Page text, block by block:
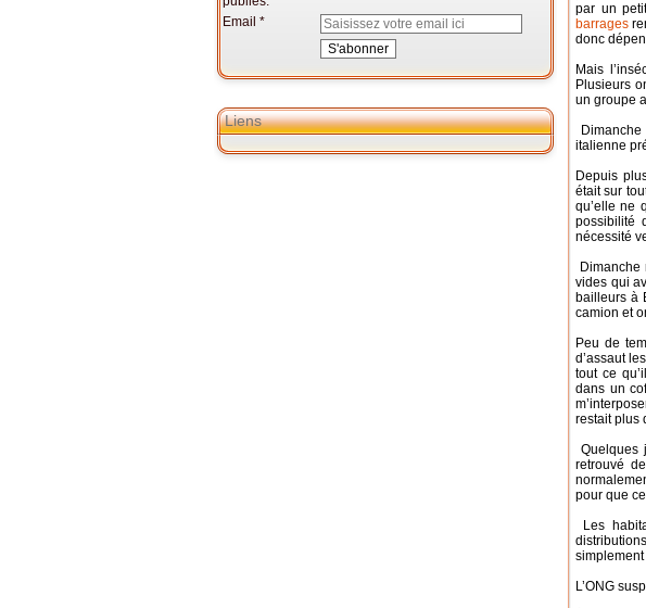
Email
Liens
par un
barrages
donc
Mais
Plusieurs
un groupe
italienne
Depuis
était sur
qu’elle ne
possibilité
nécessité
Dimanche
vides qui
bailleurs à
camion et
Peu de
d’assaut
tout ce
dans un
restait plus
Quelques
retrouvé
pour que
Les
L’ONG